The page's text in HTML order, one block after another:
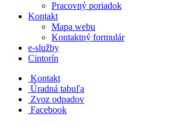
Pracovný poriadok
Kontakt
Mapa webu
Kontaktný formulár
e-služby
Cintorín
Kontakt
Úradná tabuľa
Zvoz odpadov
Facebook